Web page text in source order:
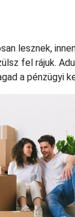
lesznek,
fel rájuk.
a pénzügyi